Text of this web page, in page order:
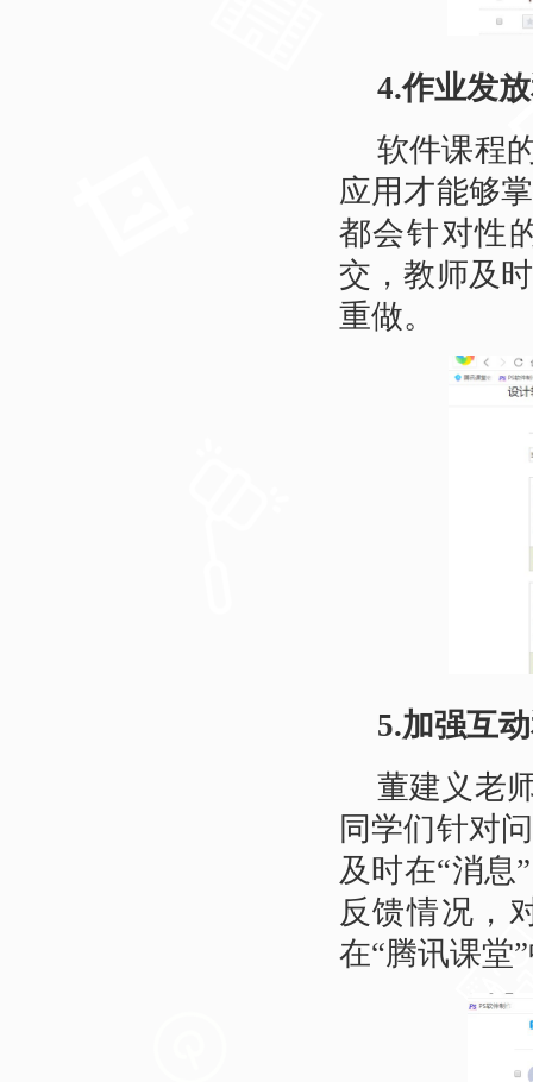
4.作业发
软件课程
应用才能够
都会针对性
交，教师及
重做。
5.加强互
董建义老
同学们针对
及时在“消息
反馈情况，
在“腾讯课堂